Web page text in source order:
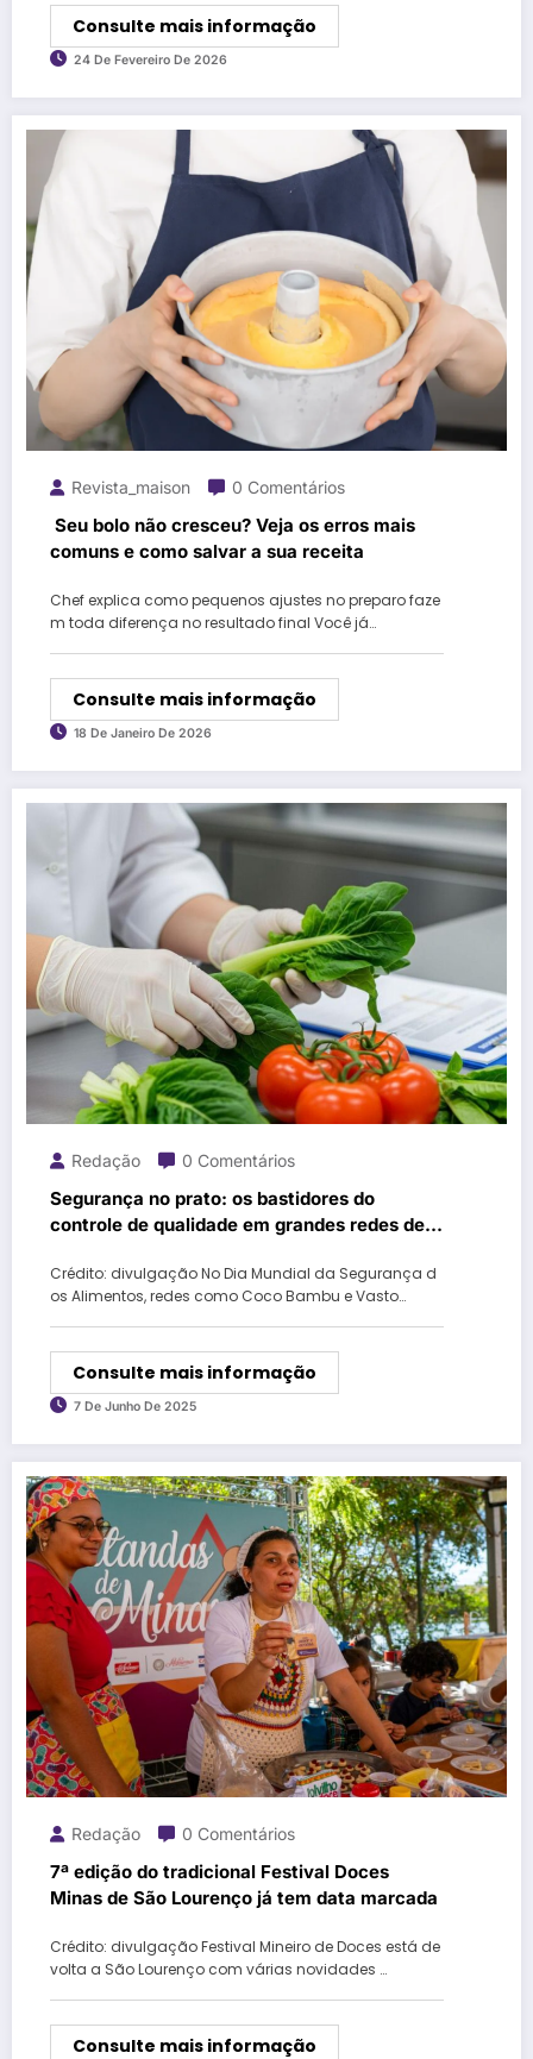
Consulte mais informação
24 De Fevereiro De 2026
Revista_maison 0 Comentários
Seu bolo não cresceu? Veja os erros mais
comuns e como salvar a sua receita
Chef explica como pequenos ajustes no preparo faze
m toda diferença no resultado final Você já…
Consulte mais informação
18 De Janeiro De 2026
Redação 0 Comentários
Segurança no prato: os bastidores do
controle de qualidade em grandes redes de
Crédito: divulgação No Dia Mundial da Segurança d
os Alimentos, redes como Coco Bambu e Vasto…
Consulte mais informação
7 De Junho De 2025
Redação 0 Comentários
7ª edição do tradicional Festival Doces
Minas de São Lourenço já tem data marcada
Crédito: divulgação Festival Mineiro de Doces está de
volta a São Lourenço com várias novidades …
Consulte mais informação